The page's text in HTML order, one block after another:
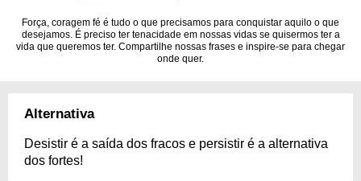
Força, coragem fé é tudo o que precisamos para conquistar aquilo o que
desejamos. É preciso ter tenacidade em nossas vidas se quisermos ter a
vida que queremos ter. Compartilhe nossas frases e inspire-se para chegar
onde quer.
Alternativa
Desistir é a saída dos fracos e persistir é a alternativa
dos fortes!